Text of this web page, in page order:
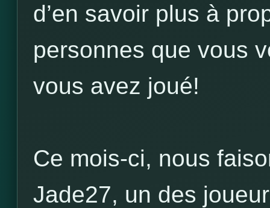
d’en savoir plus à
personnes que vous
vous avez joué!
Ce mois-ci, nous
Jade27, un des